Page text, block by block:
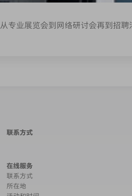
从专业展览会到网络研讨会再到招聘
联系方式
在线服务
联系方式
所在地